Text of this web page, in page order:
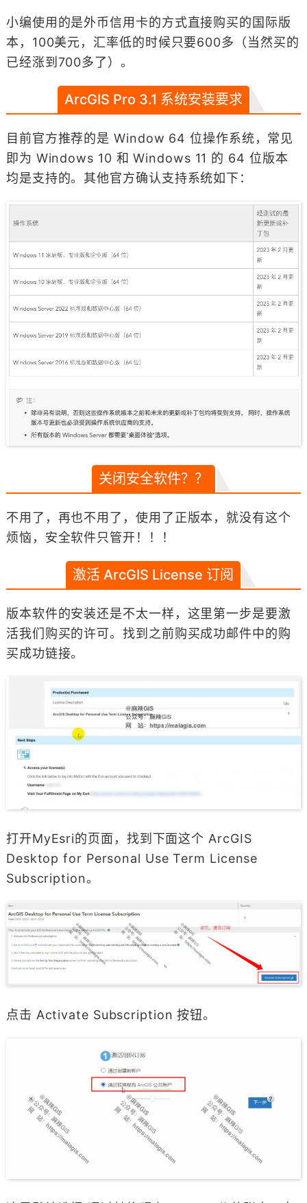
小编使用的是外币信用卡的方式直接购买的国际版
本，100美元，汇率低的时候只要600多（当然买的
已经涨到700多了）。
ArcGIS Pro 3.1 系统安装要求
目前官方推荐的是 Window 64 位操作系统，常见
即为 Windows 10 和 Windows 11 的 64 位版本
均是支持的。其他官方确认支持系统如下：
关闭安全软件？？
不用了，再也不用了，使用了正版本，就没有这个
烦恼，安全软件只管开！！！
激活 ArcGIS License 订阅
版本软件的安装还是不太一样，这里第一步是要激
活我们购买的许可。找到之前购买成功邮件中的购
买成功链接。
打开MyEsri的页面，找到下面这个 ArcGIS
Desktop for Personal Use Term License
Subscription。
点击 Activate Subscription 按钮。